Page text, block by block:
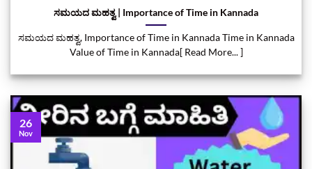
ಸಮಯದ ಮಹತ್ವ | Importance of Time in Kannada
ಸಮಯದ ಮಹತ್ವ, Importance of Time in Kannada Time in Kannada
Value of Time in Kannada[ Read More... ]
26
Nov